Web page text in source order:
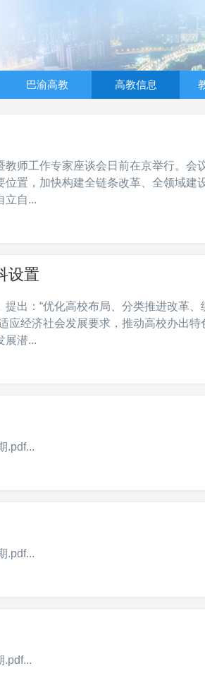
巴渝高教 高教信息
师工作专家座谈会日前在京举行。会
置，加快构建全链条改革、全领域建
立自...
设置
出：“优化高校布局、分类推进改革、
应经济社会发展要求，推动高校办出特
展潜...
.pdf...
.pdf...
.pdf...